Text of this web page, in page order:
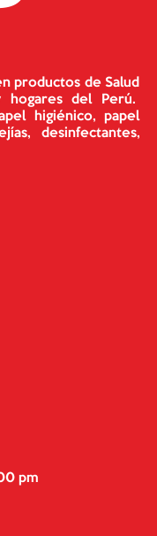
productos de Salud
hogares del Perú.
higiénico, papel
desinfectantes,
pm